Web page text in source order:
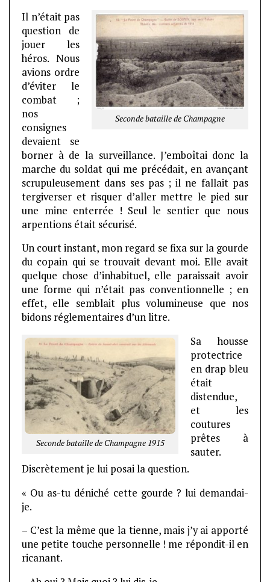
Seconde bataille de Champagne
Il n’était pas
question de
jouer les
héros. Nous
avions ordre
d’éviter le
combat ;
nos
consignes
devaient se
borner à de la surveillance. J’emboîtai donc la
marche du soldat qui me précédait, en avançant
scrupuleusement dans ses pas ; il ne fallait pas
tergiverser et risquer d’aller mettre le pied sur
une mine enterrée ! Seul le sentier que nous
arpentions était sécurisé.
Un court instant, mon regard se fixa sur la gourde
du copain qui se trouvait devant moi. Elle avait
quelque chose d’inhabituel, elle paraissait avoir
une forme qui n’était pas conventionnelle ; en
effet, elle semblait plus volumineuse que nos
bidons réglementaires d’un litre.
Seconde bataille de Champagne 1915
Sa housse
protectrice
en drapbleu
était
distendue,
et les
coutures
prêtes à
sauter.
Discrètement je lui posai la question.
« Ou as-tu déniché cette gourde ? lui demandai-
je.
– C’est la même que la tienne, mais j’y ai apporté
une petite touche personnelle ! me répondit-il en
ricanant.